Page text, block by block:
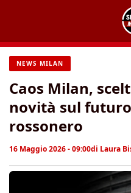
contenuto
NEWS MILAN
Caos Milan,
novità sul
rossonero
16 Maggio 2026 - 09:00di Laura